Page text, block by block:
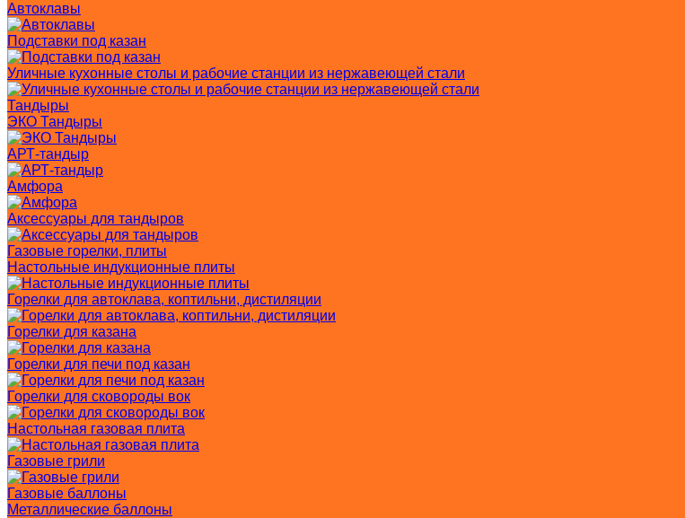
Автоклавы
Подставки под казан
Уличные кухонные столы и рабочие станции из нержавеющей стали
Тандыры
ЭКО Тандыры
АРТ-тандыр
Амфора
Аксессуары для тандыров
Газовые горелки, плиты
Настольные индукционные плиты
Горелки для автоклава, коптильни, дистиляции
Горелки для казана
Горелки для печи под казан
Горелки для сковороды вок
Настольная газовая плита
Газовые грили
Газовые баллоны
Металлические баллоны